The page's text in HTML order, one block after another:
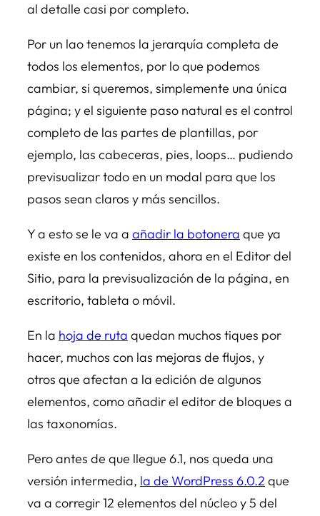
al detalle casi por completo.
Por un lao tenemos la jerarquía completa de
todos los elementos, por lo que podemos
cambiar, si queremos, simplemente una única
página; y el siguiente paso natural es el control
completo de las partes de plantillas, por
ejemplo, las cabeceras, pies, loops… pudiendo
previsualizar todo en un modal para que los
pasos sean claros y más sencillos.
Y a esto se le va a añadir la botonera que ya
existe en los contenidos, ahora en el Editor del
Sitio, para la previsualización de la página, en
escritorio, tableta o móvil.
En la hoja de ruta quedan muchos tiques por
hacer, muchos con las mejoras de flujos, y
otros que afectan a la edición de algunos
elementos, como añadir el editor de bloques a
las taxonomías.
Pero antes de que llegue 6.1, nos queda una
versión intermedia, la de WordPress 6.0.2 que
va a corregir 12 elementos del núcleo y 5 del